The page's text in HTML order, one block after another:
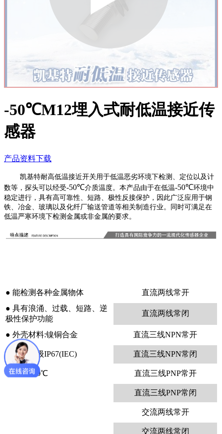
-50℃M12埋入式耐低温接近传
感器
产品资料下载
凯基特耐高低温接近开关用于低温恶劣环境下检测、定位以及计
数等，探头可以经受-50℃介质温度。本产品由于在低温-50℃环境中
稳定进行，具有高可靠性、短路、极性反接保护，因此广泛应用于钢
铁、冶金、玻璃以及化纤厂输送管道等相关制造行业。同时可满足在
低温严寒环境下检测金属或非金属的要求。
● 能检测各种金属物体
直流两线常开
● 具有浪涌、过载、短路、逆
极性保护功能
直流两线常闭
● 外壳材料:镍铜合金 直流三线NPN常开
● 防护等级IP67(IEC) 直流三线NPN常闭
●耐温:-50℃ 直流三线PNP常开
直流三线PNP常闭
交流两线常开
交流两线常闭